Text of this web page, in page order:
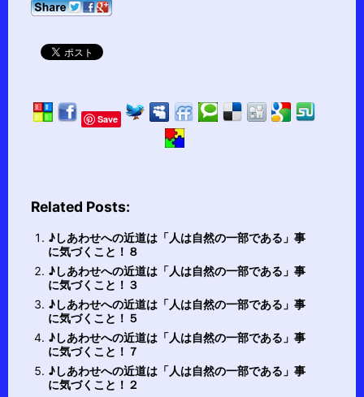
Save
Related Posts:
♪しあわせへの近道は「人は自然の一部である」事
に気づくこと！８
♪しあわせへの近道は「人は自然の一部である」事
に気づくこと！３
♪しあわせへの近道は「人は自然の一部である」事
に気づくこと！５
♪しあわせへの近道は「人は自然の一部である」事
に気づくこと！７
♪しあわせへの近道は「人は自然の一部である」事
に気づくこと！２